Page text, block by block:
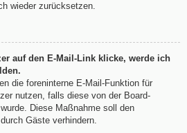
wieder zurücksetzen.
auf den E-Mail-Link klicke, werde ich
die foreninterne E-Mail-Funktion für
nutzen, falls diese von der Board-
Diese Maßnahme soll den
Gäste verhindern.